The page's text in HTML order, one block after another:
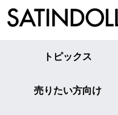
トピックス
売りたい方向け